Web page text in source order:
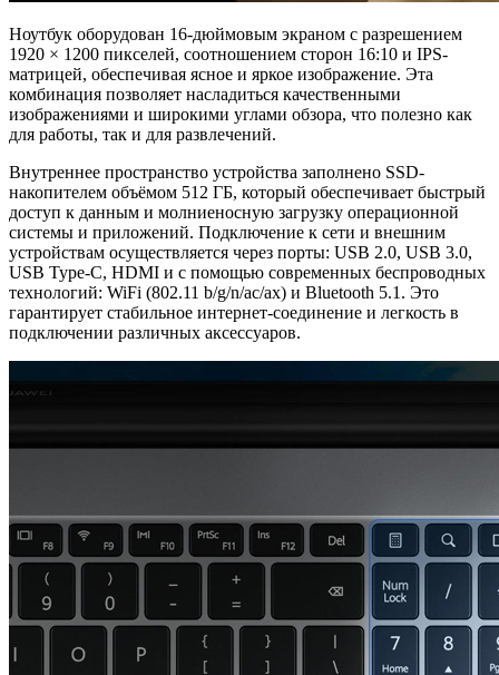
Ноутбук оборудован 16-дюймовым экраном с разрешением
1920 × 1200 пикселей, соотношением сторон 16:10 и IPS-
матрицей, обеспечивая ясное и яркое изображение. Эта
комбинация позволяет насладиться качественными
изображениями и широкими углами обзора, что полезно как
для работы, так и для развлечений.
Внутреннее пространство устройства заполнено SSD-
накопителем объёмом 512 ГБ, который обеспечивает быстрый
доступ к данным и молниеносную загрузку операционной
системы и приложений. Подключение к сети и внешним
устройствам осуществляется через порты: USB 2.0, USB 3.0,
USB Type-C, HDMI и с помощью современных беспроводных
технологий: WiFi (802.11 b/g/n/ac/ax) и Bluetooth 5.1. Это
гарантирует стабильное интернет-соединение и легкость в
подключении различных аксессуаров.